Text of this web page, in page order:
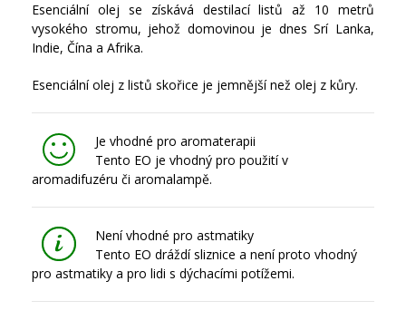
Esenciální olej se získává destilací listů až 10 metrů
vysokého stromu, jehož domovinou je dnes Srí Lanka,
Indie, Čína a Afrika.
Esenciální olej z listů skořice je jemnější než olej z kůry.
Je vhodné pro aromaterapii
Tento EO je vhodný pro použití v
aromadifuzéru či aromalampě.
Není vhodné pro astmatiky
Tento EO dráždí sliznice a není proto vhodný
pro astmatiky a pro lidi s dýchacími potížemi.